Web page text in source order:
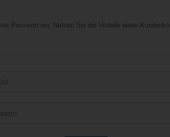
Passwort ein. Nutzen Sie die Vorteile eines